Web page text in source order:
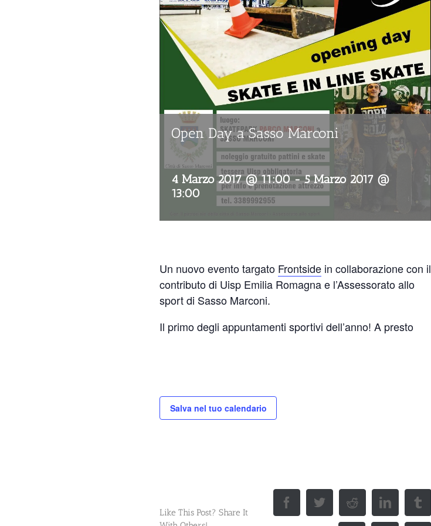
Open Day a Sasso Marconi
4 Marzo 2017 @ 11:00-5 Marzo 2017 @
13:00
Un nuovo evento targato Frontside in collaborazione con il
contributo di Uisp Emilia Romagna e l’Assessorato allo
sport di Sasso Marconi.
Il primo degli appuntamenti sportivi dell’anno! A presto
Salva nel tuo calendario
Like This Post? Share It
FacebookTwitterRedditLinkedIn